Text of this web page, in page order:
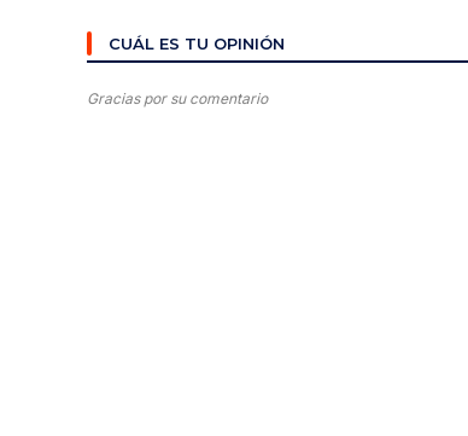
CUÁL ES TU OPINIÓN
Gracias por su comentario